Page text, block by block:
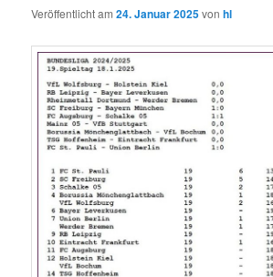
Veröffentlicht am24. Januar 2025vonhl